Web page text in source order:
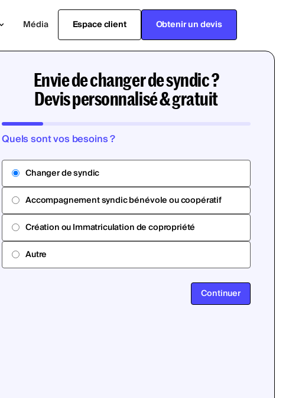
Média Espace client Obtenir un devis
Envie de changer de syndic ?
Devis personnalisé & gratuit
Quels sont vos besoins ?
Changer de syndic
Accompagnement syndic bénévole ou coopératif
Création ou Immatriculation de copropriété
Autre
Continuer